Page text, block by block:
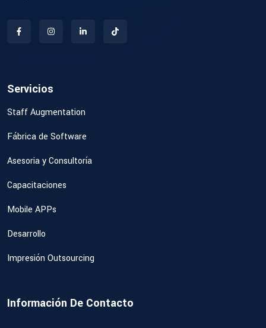
Servicios
Staff Augmentation
Fábrica de Software
Asesoria y Consultoría
Capacitaciones
Mobile APPs
Desarrollo
Impresión Outsourcing
Información De Contacto